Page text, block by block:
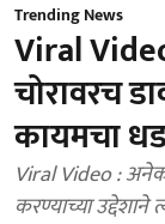
Trending News
Viral
चोरावरच
कायमचा
Viral Video : अनेकदा चोर महिलांना कमकुवत समजतात आणि चोरी
करण्याच्या उद्देशाने